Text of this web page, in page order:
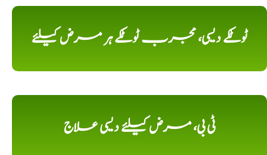
ٹوٹکے دیسی، مجرب ٹوٹکے ہر مرض کیلئے
ٹی بی، مرض کیلئے دیسی علاج